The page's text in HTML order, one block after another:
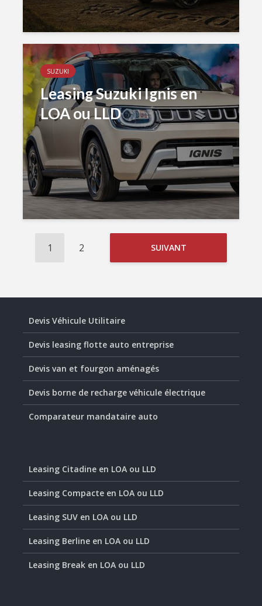
SUZUKI
Leasing Suzuki Ignis en
LOA ou LLD
1 2 SUIVANT
Devis Véhicule Utilitaire
Devis leasing flotte auto entreprise
Devis van et fourgon aménagés
Devis borne de recharge véhicule électrique
Comparateur mandataire auto
Leasing Citadine en LOA ou LLD
Leasing Compacte en LOA ou LLD
Leasing SUV en LOA ou LLD
Leasing Berline en LOA ou LLD
Leasing Break en LOA ou LLD